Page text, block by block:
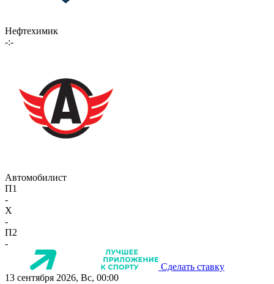
Нефтехимик
-:-
Автомобилист
П1
-
X
-
П2
-
Сделать ставку
13 сентября 2026, Вс, 00:00